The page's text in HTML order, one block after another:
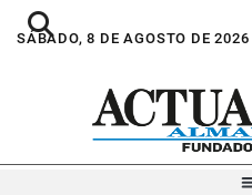
SÁBADO, 8 DE AGOSTO DE 2026